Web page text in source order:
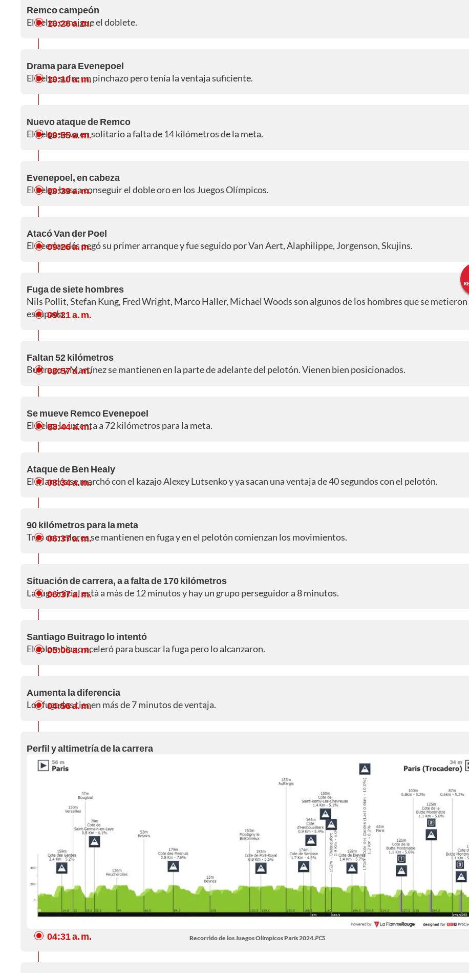
Remco campeón
El belga consigue el doblete.
10:26 a. m.
Drama para Evenepoel
El belga sufre un pinchazo pero tenía la ventaja suficiente.
10:10 a. m.
Nuevo ataque de Remco
El belga se va en solitario a falta de 14 kilómetros de la meta.
09:55 a. m.
Evenepoel, en cabeza
El belga busca conseguir el doble oro en los Juegos Olímpicos.
09:39 a. m.
Atacó Van der Poel
El neerlandés pegó su primer arranque y fue seguido por Van Aert, Alaphilippe, Jorgenson, Skujins.
09:26 a. m.
Fuga de siete hombres
Nils Pollit, Stefan Kung, Fred Wright, Marco Haller, Michael Woods son algunos de los hombres que se metieron
escapada.09:21 a. m.
Faltan 52 kilómetros
Buitrago y Martínez se mantienen en la parte de adelante del pelotón. Vienen bien posicionados.
08:57 a. m.
Se mueve Remco Evenepoel
El belga lo intenta a 72 kilómetros para la meta.
08:44 a. m.
Ataque de Ben Healy
El irlandés se marchó con el kazajo Alexey Lutsenko y ya sacan una ventaja de 40 segundos con el pelotón.
08:34 a. m.
90 kilómetros para la meta
Tres corredores se mantienen en fuga y en el pelotón comienzan los movimientos.
06:37 a. m.
Situación de carrera, a a falta de 170 kilómetros
La fuga inicial está a más de 12 minutos y hay un grupo perseguidor a 8 minutos.
06:37 a. m.
Santiago Buitrago lo intentó
El colombiano aceleró para buscar la fuga pero lo alcanzaron.
05:06 a. m.
Aumenta la diferencia
Los fugados tienen más de 7 minutos de ventaja.
04:56 a. m.
Perfil y altimetría de la carrera
Recorrido de los Juegos Olímpicos París 2024.PCS
04:31 a. m.